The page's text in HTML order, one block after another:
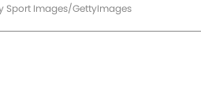
Sport Images/GettyImages